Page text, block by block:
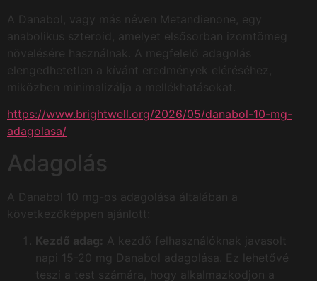
A Danabol, vagy más néven Metandienone, egy
anabolikus szteroid, amelyet elsősorban izomtömeg
növelésére használnak. A megfelelő adagolás
elengedhetetlen a kívánt eredmények eléréséhez,
miközben minimalizálja a mellékhatásokat.
https://www.brightwell.org/2026/05/danabol-10-mg-
adagolasa/
Adagolás
A Danabol 10 mg-os adagolása általában a
következőképpen ajánlott:
Kezdő adag: A kezdő felhasználóknak javasolt
napi 15-20 mg Danabol adagolása. Ez lehetővé
teszi a test számára, hogy alkalmazkodjon a